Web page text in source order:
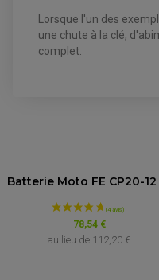
Lorsque l'un des
une chute à la clé,
complet.
Batterie Moto FE CP20-12
78,54 €
au lieu de 112,20 €